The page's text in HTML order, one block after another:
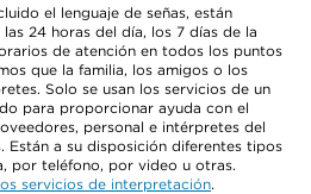
el lenguaje de señas, están
24 horas del día, los 7 días de la
de atención en todos los puntos
que la familia, los amigos o los
Solo se usan los servicios de un
para proporcionar ayuda con el
personal e intérpretes del
Están a su disposición diferentes tipos
por teléfono, por video u otras.
servicios de interpretación.